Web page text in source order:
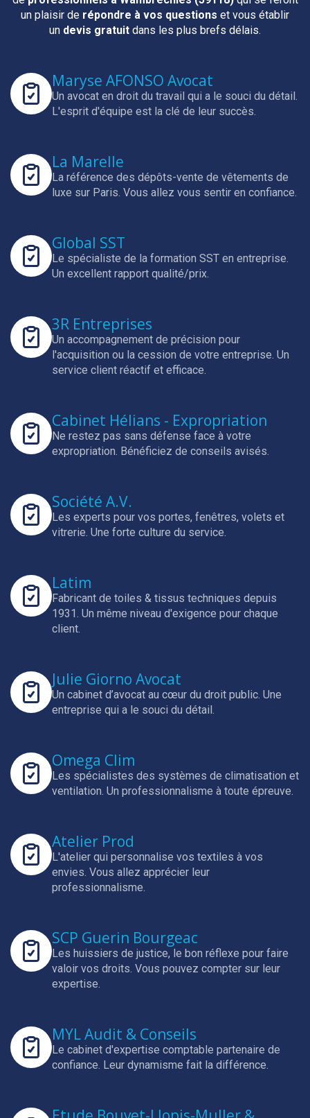
un plaisir de répondre à vos questions et vous établir
un devis gratuit dans les plus brefs délais.
Maryse AFONSO Avocat
Un avocat en droit du travail qui a le souci du détail.
L'esprit d'équipe est la clé de leur succès.
La Marelle
La référence des dépôts-vente de vêtements de
luxe sur Paris. Vous allez vous sentir en confiance.
Global SST
Le spécialiste de la formation SST en entreprise.
Un excellent rapport qualité/prix.
3R Entreprises
Un accompagnement de précision pour
l'acquisition ou la cession de votre entreprise. Un
service client réactif et efficace.
Cabinet Hélians - Expropriation
Ne restez pas sans défense face à votre
expropriation. Bénéficiez de conseils avisés.
Société A.V.
Les experts pour vos portes, fenêtres, volets et
vitrerie. Une forte culture du service.
Latim
Fabricant de toiles & tissus techniques depuis
1931. Un même niveau d'exigence pour chaque
client.
Julie Giorno Avocat
Un cabinet d’avocat au cœur du droit public. Une
entreprise qui a le souci du détail.
Omega Clim
Les spécialistes des systèmes de climatisation et
ventilation. Un professionnalisme à toute épreuve.
Atelier Prod
L'atelier qui personnalise vos textiles à vos
envies. Vous allez apprécier leur
professionnalisme.
SCP Guerin Bourgeac
Les huissiers de justice, le bon réflexe pour faire
valoir vos droits. Vous pouvez compter sur leur
expertise.
MYL Audit & Conseils
Le cabinet d'expertise comptable partenaire de
confiance. Leur dynamisme fait la différence.